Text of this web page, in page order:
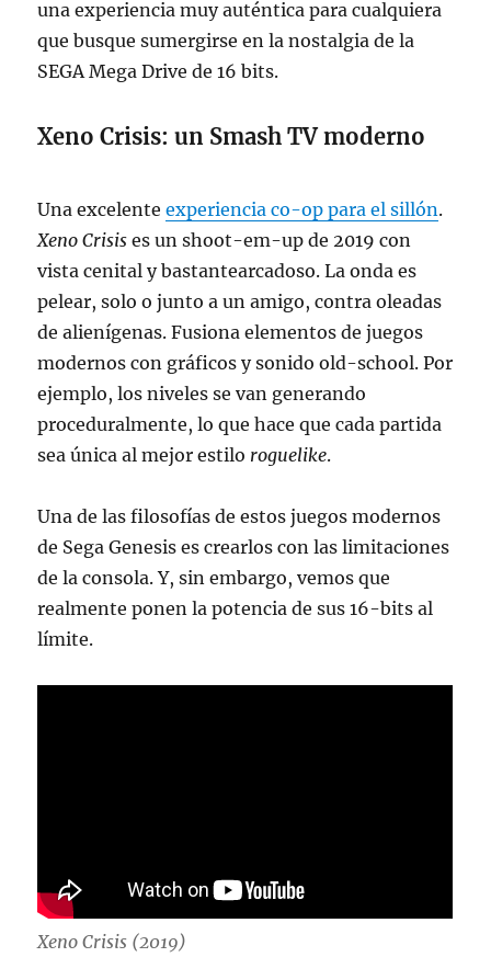
una experiencia muy auténtica para cualquiera
que busque sumergirse en la nostalgia de la
SEGA Mega Drive de 16 bits.
Xeno Crisis: un Smash TV moderno
Una excelenteexperiencia co-op para el sillón.
Xeno Crisis es un shoot-em-up de 2019 con
vista cenital y bastantearcadoso. La onda es
pelear, solo o junto a un amigo, contra oleadas
de alienígenas. Fusiona elementos de juegos
modernos con gráficos y sonido old-school. Por
ejemplo, los niveles se van generando
proceduralmente, lo que hace que cada partida
sea única al mejor estilo roguelike.
Una de las filosofías de estos juegos modernos
de Sega Genesis es crearlos con las limitaciones
de la consola. Y, sin embargo, vemos que
realmente ponen la potencia de sus 16-bits al
límite.
Xeno Crisis (2019)